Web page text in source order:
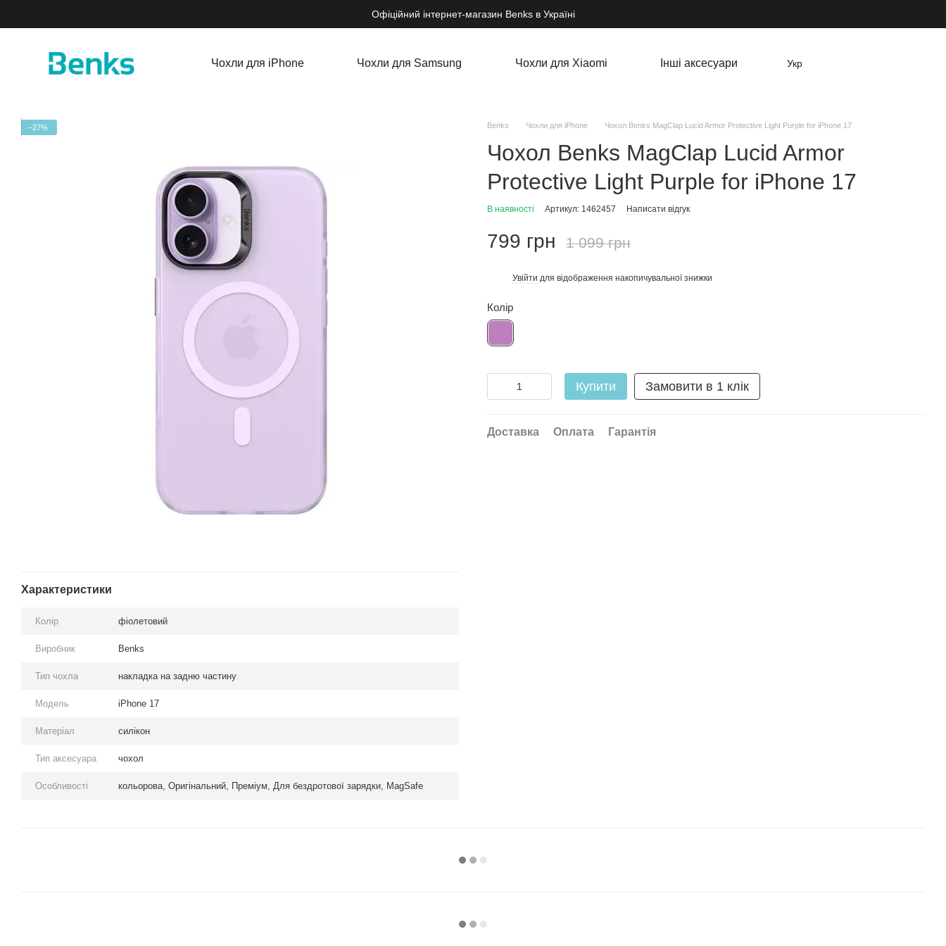
Офіційний інтернет-магазин Benks в Україні
Чохли для iPhone Чохли для Samsung Чохли для Xiaomi Інші аксесуари Укр
−27%
Характеристики
Колір фіолетовий
Виробник Benks
Тип чохла накладка на задню частину
Модель iPhone 17
Матеріал силікон
Тип аксесуара чохол
Особливості кольорова, Оригінальний, Преміум, Для бездротової зарядки, MagSafe
Benks Чохли для iPhone Чохол Benks MagClap Lucid Armor Protective Light Purple for iPhone 17
Чохол Benks MagClap Lucid Armor
Protective Light Purple for iPhone 17
В наявності Артикул: 1462457 Написати відгук
799 грн 1 099 грн
Увійти для відображення накопичувальної знижки
Колір
Купити Замовити в 1 клік
Доставка Оплата Гарантія